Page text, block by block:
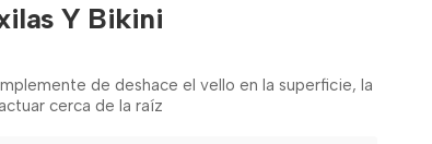
Y Bikini
de deshace el vello en la superficie, la
cerca de la raíz